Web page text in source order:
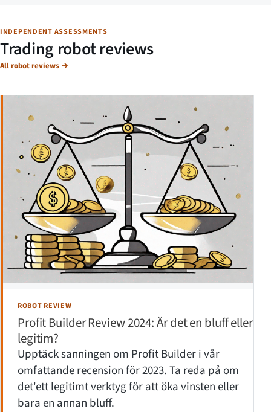
INDEPENDENT ASSESSMENTS
Trading robot reviews
All robot reviews →
ROBOT REVIEW
Profit Builder Review 2024: Är det en bluff eller
legitim?
Upptäck sanningen om Profit Builder i vår
omfattande recension för 2023. Ta reda på om
det'ett legitimt verktyg för att öka vinsten eller
bara en annan bluff.